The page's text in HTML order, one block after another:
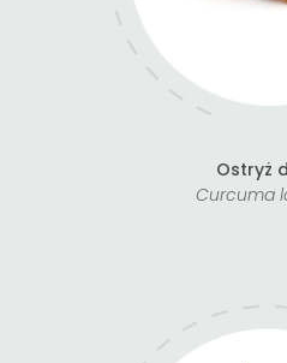
Ostryż
Curcuma